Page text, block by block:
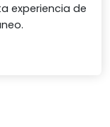
experiencia de